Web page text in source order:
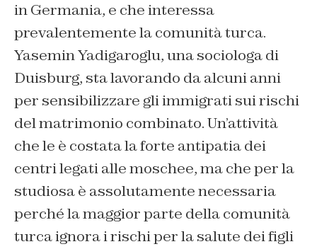
in Germania, e che interessa
prevalentemente la comunità turca.
Yasemin Yadigaroglu, una sociologa di
Duisburg, sta lavorando da alcuni anni
per sensibilizzare gli immigrati sui rischi
del matrimonio combinato. Un’attività
che le è costata la forte antipatia dei
centri legati alle moschee, ma che per la
studiosa è assolutamente necessaria
perché la maggior parte della comunità
turca ignora i rischi per la salute dei figli